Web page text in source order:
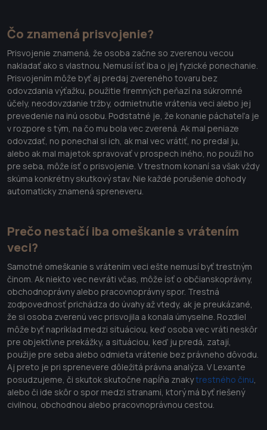
Čo znamená prisvojenie?
Prisvojenie znamená, že osoba začne so zverenou vecou
nakladať ako s vlastnou. Nemusí ísť iba o jej fyzické ponechanie.
Prisvojením môže byť aj predaj zvereného tovaru bez
odovzdania výťažku, použitie firemných peňazí na súkromné
účely, neodovzdanie tržby, odmietnutie vrátenia veci alebo jej
prevedenie na inú osobu. Podstatné je, že konanie páchateľa je
v rozpore s tým, na čo mu bola vec zverená. Ak mal peniaze
odovzdať, no ponechal si ich, ak mal vec vrátiť, no predal ju,
alebo ak mal majetok spravovať v prospech iného, no použil ho
pre seba, môže ísť o prisvojenie. V trestnom konaní sa však vždy
skúma konkrétny skutkový stav. Nie každé porušenie dohody
automaticky znamená spreneveru.
Prečo nestačí iba omeškanie s vrátením
veci?
Samotné omeškanie s vrátením veci ešte nemusí byť trestným
činom. Ak niekto vec nevráti včas, môže ísť o občianskoprávny,
obchodnoprávny alebo pracovnoprávny spor. Trestná
zodpovednosť prichádza do úvahy až vtedy, ak je preukázané,
že si osoba zverenú vec prisvojila a konala úmyselne. Rozdiel
môže byť napríklad medzi situáciou, keď osoba vec vráti neskôr
pre objektívne prekážky, a situáciou, keď ju predá, zatají,
použije pre seba alebo odmieta vrátenie bez právneho dôvodu.
Aj preto je pri sprenevere dôležitá právna analýza. V Lexante
posudzujeme, či skutok skutočne napĺňa znakytrestného činu
alebo či ide skôr o spor medzi stranami, ktorý má byť riešený
civilnou, obchodnou alebo pracovnoprávnou cestou.